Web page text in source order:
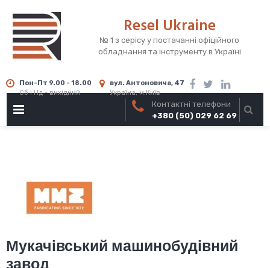
content
Resel Ukraine
№ 1 з серісу у постачанні офіційного
обладнання та інструменту в Україні
Пон-Пт 9.00 - 18.00
Сб і Нд - вихідний
вул. Антоновича, 47
Україна, м.Київ
Контактні телефони
+380 (50) 029 62 69
Мукачівський машинобудівний